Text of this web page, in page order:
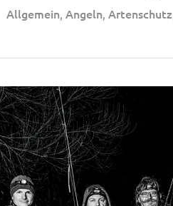
Allgemein, Angeln, Artenschutz